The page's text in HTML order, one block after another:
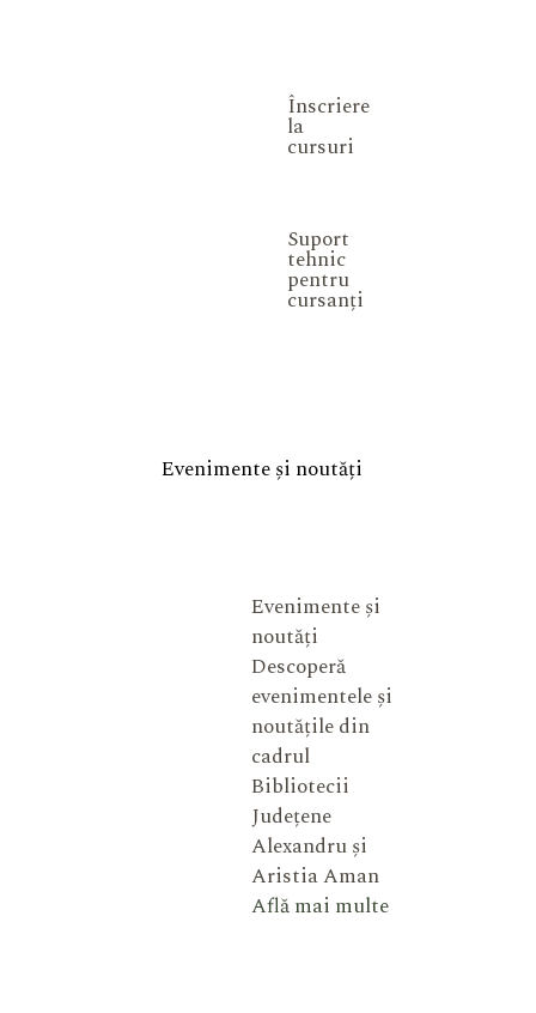
Înscriere
la
cursuri
Suport
tehnic
pentru
cursanți
Evenimente și noutăți
Evenimente și
noutăți
Descoperă
evenimentele și
noutățile din
cadrul
Bibliotecii
Județene
Alexandru și
Aristia Aman
Află mai multe